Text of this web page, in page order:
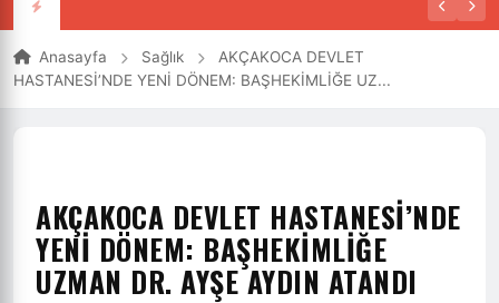
Anasayfa Sağlık
AKÇAKOCA DEVLET
HASTANESİ’NDE YENİ DÖNEM: BAŞHEKİMLİĞE UZ...
AKÇAKOCA DEVLET HASTANESİ’NDE
YENİ DÖNEM: BAŞHEKİMLİĞE
UZMAN DR. AYŞE AYDIN ATANDI